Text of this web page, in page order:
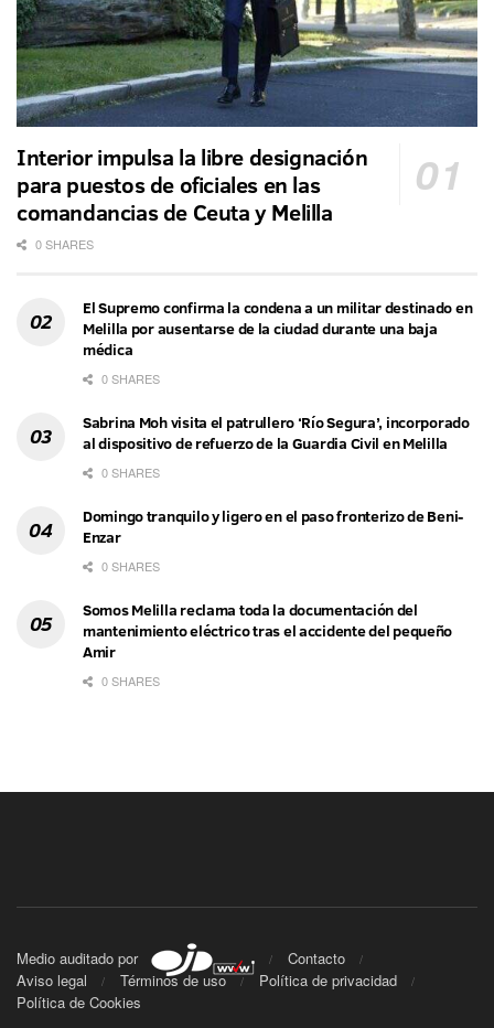
Interior impulsa la libre designación
para puestos de oficiales en las
comandancias de Ceuta y Melilla
0 SHARES
El Supremo confirma la condena a un militar destinado en
Melilla por ausentarse de la ciudad durante una baja
médica
0 SHARES
Sabrina Moh visita el patrullero ‘Río Segura’, incorporado
al dispositivo de refuerzo de la Guardia Civil en Melilla
0 SHARES
Domingo tranquilo y ligero en el paso fronterizo de Beni-
Enzar
0 SHARES
Somos Melilla reclama toda la documentación del
mantenimiento eléctrico tras el accidente del pequeño
Amir
0 SHARES
Medio auditado por
Contacto
Aviso legal
Términos de uso
Política de privacidad
Política de Cookies